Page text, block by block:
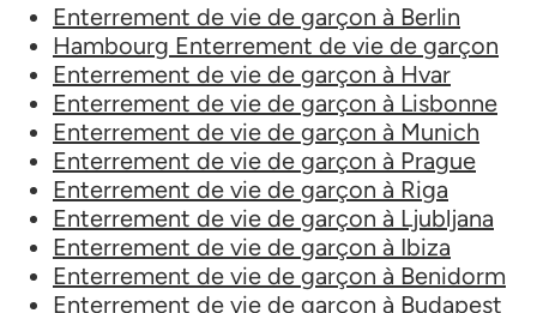
Enterrement de vie de garçon à Berlin
Hambourg Enterrement de vie de garçon
Enterrement de vie de garçon à Hvar
Enterrement de vie de garçon à Lisbonne
Enterrement de vie de garçon à Munich
Enterrement de vie de garçon à Prague
Enterrement de vie de garçon à Riga
Enterrement de vie de garçon à Ljubljana
Enterrement de vie de garçon à Ibiza
Enterrement de vie de garçon à Benidorm
Enterrement de vie de garçon à Budapest